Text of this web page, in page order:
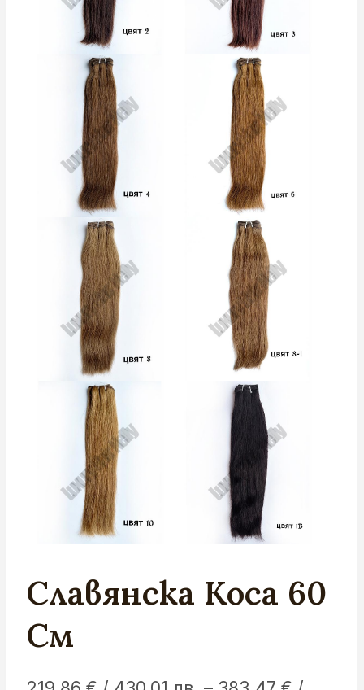
Славянска Коса 60
См